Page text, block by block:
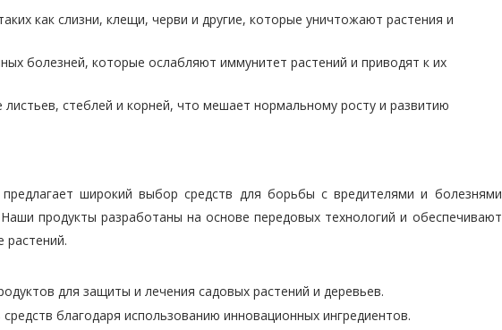
как слизни, клещи, черви и другие, которые уничтожают растения и
болезней, которые ослабляют иммунитет растений и приводят к их
стеблей и корней, что мешает нормальному росту и развитию
широкий выбор средств для борьбы с вредителями и болезнями
продукты разработаны на основе передовых технологий и обеспечивают
растений.
для защиты и лечения садовых растений и деревьев.
благодаря использованию инновационных ингредиентов.